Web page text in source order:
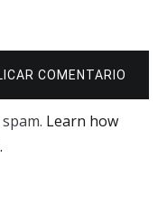
COMENTARIO
Learn how